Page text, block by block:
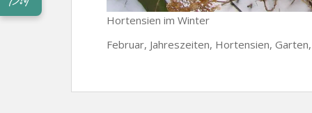
Hortensien im Winter
Februar, Jahreszeiten, Hortensien,